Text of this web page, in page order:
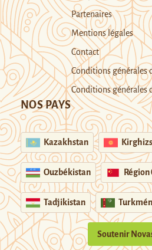
Partenaires
Mentions légales
Contact
Conditions générales
Conditions générales
NOS PAYS
Kazakhstan
Ouzbékistan
Tadjikistan
Soutenir